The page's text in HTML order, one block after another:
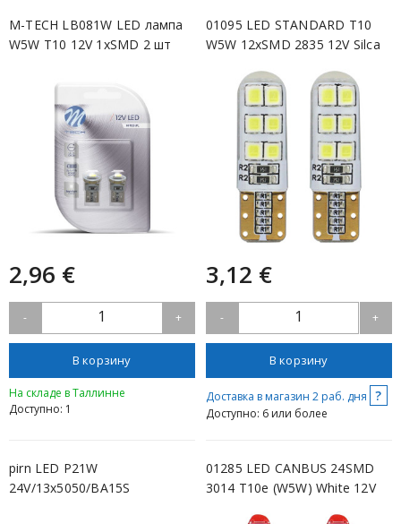
M-TECH LB081W LED лампа
W5W T10 12V 1xSMD 2 шт
2,96 €
- 1 +
В корзину
На складе в Таллинне
Доступно: 1
01095 LED STANDARD T10
W5W 12xSMD 2835 12V Silca
3,12 €
- 1 +
В корзину
Доставка в магазин 2 раб. дня ?
Доступно: 6 или более
pirn LED P21W
24V/13x5050/BA15S
01285 LED CANBUS 24SMD
3014 T10e (W5W) White 12V